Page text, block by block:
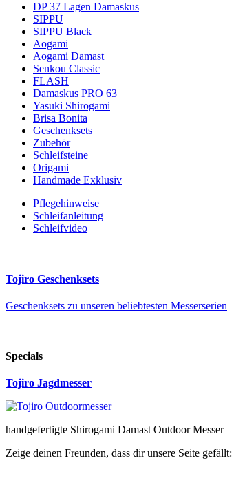
DP 37 Lagen Damaskus
SIPPU
SIPPU Black
Aogami
Aogami Damast
Senkou Classic
FLASH
Damaskus PRO 63
Yasuki Shirogami
Brisa Bonita
Geschenksets
Zubehör
Schleifsteine
Origami
Handmade Exklusiv
Pflegehinweise
Schleifanleitung
Schleifvideo
Tojiro Geschenksets
Geschenksets zu unseren beliebtesten Messerserien
Specials
Tojiro Jagdmesser
handgefertigte Shirogami Damast Outdoor Messer
Zeige deinen Freunden, dass dir unsere Seite gefällt: